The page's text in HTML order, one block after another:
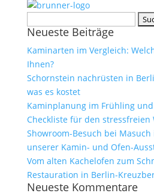
nach:
Neueste Beiträge
Kaminarten im Vergleich:
Ihnen?
Schornstein nachrüsten in
was es kostet
Kaminplanung im Frühling
Checkliste für den stressfreien
Showroom-Besuch bei
unserer Kamin- und Ofen-
Vom alten Kachelofen zum
Restauration in Berlin-
Neueste Kommentare